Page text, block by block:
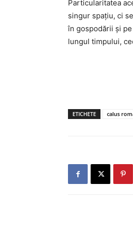
Particularitatea
singur spațiu, ci
în gospodării și
lungul timpului,
ETICHETE calus